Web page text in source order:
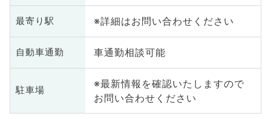
最寄り駅 ※詳細はお問い合わせください
自動車通勤 車通勤相談可能
駐車場
※最新情報を確認いたしますので
お問い合わせください